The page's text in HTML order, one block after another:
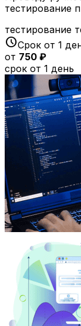
тестирование
тестирование
scheduleСрок от 1
от 750 ₽
срок от 1 день